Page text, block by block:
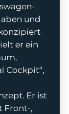
und
er ein
Cockpit“,
Er ist
Front-,